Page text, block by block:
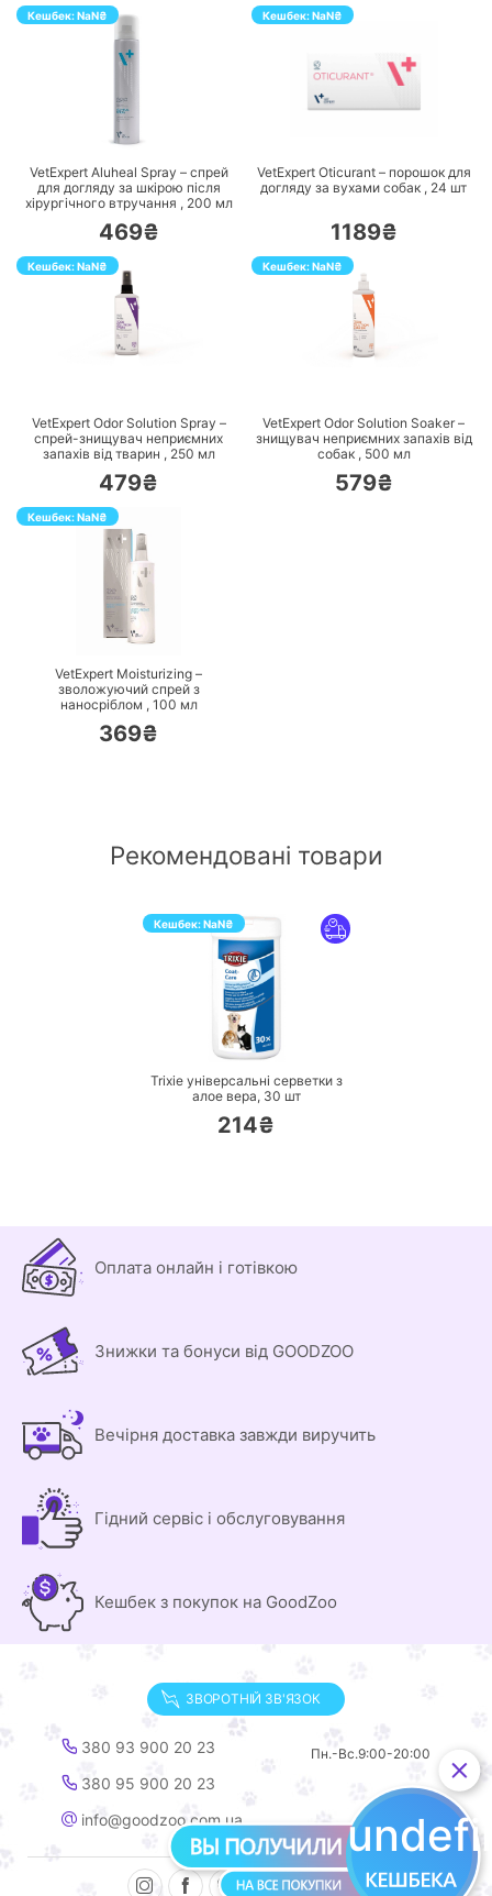
Кешбек:NaN₴
ПЕРЕЙТИ
VetExpert Aluheal Spray – спрей
для догляду за шкірою після
хірургічного втручання , 200 мл
469₴
Кешбек:NaN₴
VetExpert Oticurant – порошок для
догляду за вухами собак , 24 шт
1189₴
Кешбек:NaN₴
VetExpert Odor Solution Spray –
спрей-знищувач неприємних
запахів від тварин , 250 мл
479₴
Кешбек:NaN₴
VetExpert Odor Solution Soaker –
знищувач неприємних запахів від
собак , 500 мл
579₴
Кешбек:NaN₴
ПЕРЕЙТИ
VetExpert Moisturizing –
зволожуючий спрей з
наносріблом , 100 мл
369₴
Рекомендовані товари
Кешбек:NaN₴
ПЕРЕЙТИ
Trixie універсальні серветки з
алое вера, 30 шт
214₴
Оплата онлайн і готівкою
Знижки та бонуси від GOODZOO
Вечірня доставка завжди виручить
Гідний сервіс і обслуговування
Кешбек з покупок на GoodZoo
ЗВОРОТНІЙ ЗВ'ЯЗОК
380 93 900 20 23
380 95 900 20 23
info@goodzoo.com.ua
Пн.-Вс.9:00-20:00